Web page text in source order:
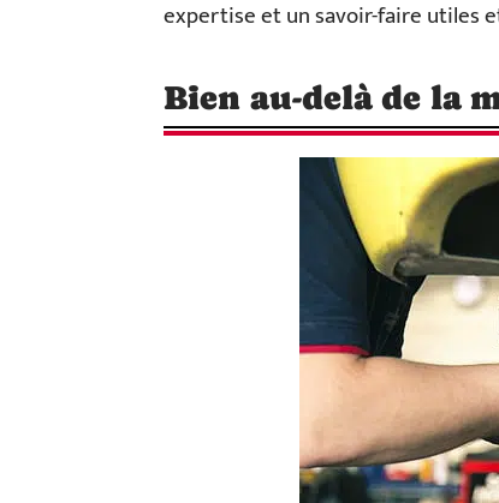
expertise et un savoir-faire utiles
Bien au-delà de la